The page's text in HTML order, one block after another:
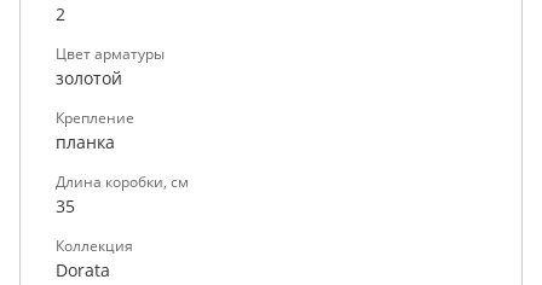
2
Цвет арматуры
золотой
Крепление
планка
Длина коробки, см
35
Коллекция
Dorata